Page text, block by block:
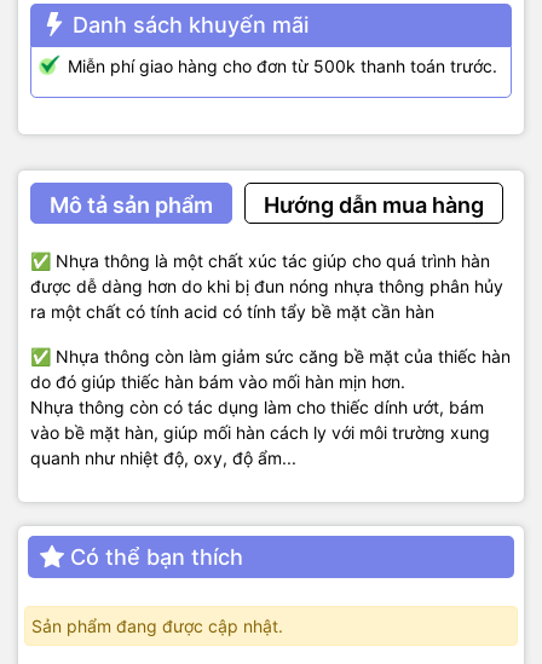
Danh sách khuyến mãi
Miễn phí giao hàng cho đơn từ 500k thanh toán trước.
Mô tả sản phẩm Hướng dẫn mua hàng
✅ Nhựa thông là một chất xúc tác giúp cho quá trình hàn
được dễ dàng hơn do khi bị đun nóng nhựa thông phân hủy
ra một chất có tính acid có tính tẩy bề mặt cần hàn
✅ Nhựa thông còn làm giảm sức căng bề mặt của thiếc hàn
do đó giúp thiếc hàn bám vào mối hàn mịn hơn.
Nhựa thông còn có tác dụng làm cho thiếc dính ướt, bám
vào bề mặt hàn, giúp mối hàn cách ly với môi trường xung
quanh như nhiệt độ, oxy, độ ẩm...
Có thể bạn thích
Sản phẩm đang được cập nhật.